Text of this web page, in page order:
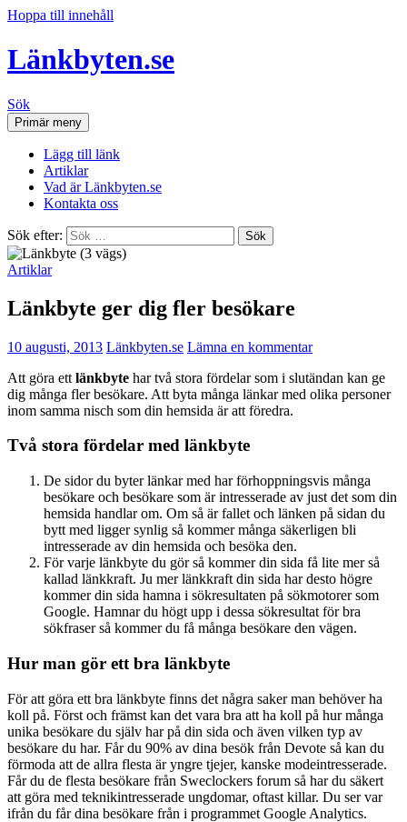
Hoppa till innehåll
Länkbyten.se
Sök
Primär meny
Lägg till länk
Artiklar
Vad är Länkbyten.se
Kontakta oss
Sök efter:
Artiklar
Länkbyte ger dig fler besökare
10 augusti, 2013 Länkbyten.se Lämna en kommentar
Att göra ett länkbyte har två stora fördelar som i slutändan kan ge
dig många fler besökare. Att byta många länkar med olika personer
inom samma nisch som din hemsida är att föredra.
Två stora fördelar med länkbyte
De sidor du byter länkar med har förhoppningsvis många
besökare och besökare som är intresserade av just det som din
hemsida handlar om. Om så är fallet och länken på sidan du
bytt med ligger synlig så kommer många säkerligen bli
intresserade av din hemsida och besöka den.
För varje länkbyte du gör så kommer din sida få lite mer så
kallad länkkraft. Ju mer länkkraft din sida har desto högre
kommer din sida hamna i sökresultaten på sökmotorer som
Google. Hamnar du högt upp i dessa sökresultat för bra
sökfraser så kommer du få många besökare den vägen.
Hur man gör ett bra länkbyte
För att göra ett bra länkbyte finns det några saker man behöver ha
koll på. Först och främst kan det vara bra att ha koll på hur många
unika besökare du själv har på din sida och även vilken typ av
besökare du har. Får du 90% av dina besök från Devote så kan du
förmoda att de allra flesta är yngre tjejer, kanske modeintresserade.
Får du de flesta besökare från Sweclockers forum så har du säkert
att göra med teknikintresserade ungdomar, oftast killar. Du ser var
ifrån du får dina besökare från i programmet Google Analytics.